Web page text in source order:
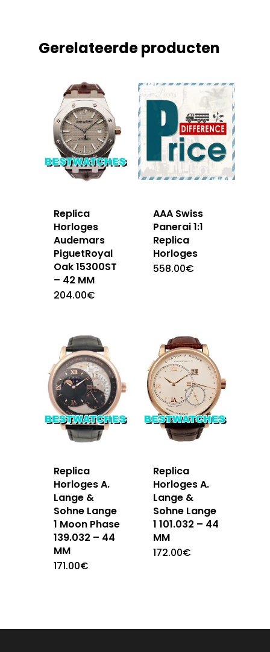
Gerelateerde producten
Replica
Horloges
Audemars
PiguetRoyal
Oak 15300ST
– 42 MM
204.00€
AAA Swiss
Panerai 1:1
Replica
Horloges
558.00€
Replica
Horloges A.
Lange &
Sohne Lange
1 Moon Phase
139.032 – 44
MM
171.00€
Replica
Horloges A.
Lange &
Sohne Lange
1 101.032 – 44
MM
172.00€